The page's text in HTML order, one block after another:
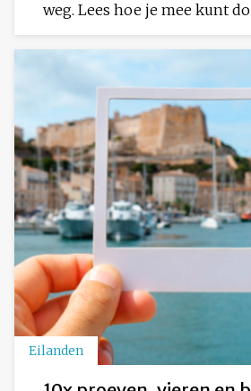
weg. Lees hoe je mee kunt
Eilanden